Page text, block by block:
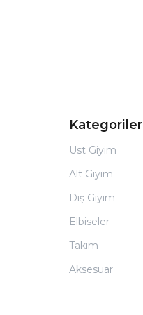
Kategoriler
Üst Giyim
Alt Giyim
Dış Giyim
Elbiseler
Takım
Aksesuar